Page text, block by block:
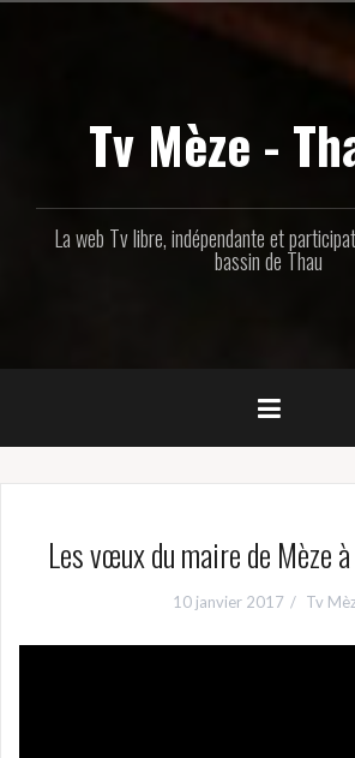
Tv Mèze -
La web Tv libre, indépendante et
bassin de Thau
Les vœux du maire de Mèze
10 janvier 2017 Tv